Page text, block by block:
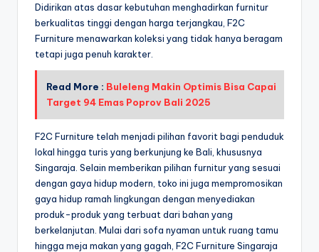
Didirikan atas dasar kebutuhan menghadirkan furnitur
berkualitas tinggi dengan harga terjangkau, F2C
Furniture menawarkan koleksi yang tidak hanya beragam
tetapi juga penuh karakter.
Read More : Buleleng Makin Optimis Bisa Capai
Target 94 Emas Poprov Bali 2025
F2C Furniture telah menjadi pilihan favorit bagi penduduk
lokal hingga turis yang berkunjung ke Bali, khususnya
Singaraja. Selain memberikan pilihan furnitur yang sesuai
dengan gaya hidup modern, toko ini juga mempromosikan
gaya hidup ramah lingkungan dengan menyediakan
produk-produk yang terbuat dari bahan yang
berkelanjutan. Mulai dari sofa nyaman untuk ruang tamu
hingga meja makan yang gagah, F2C Furniture Singaraja